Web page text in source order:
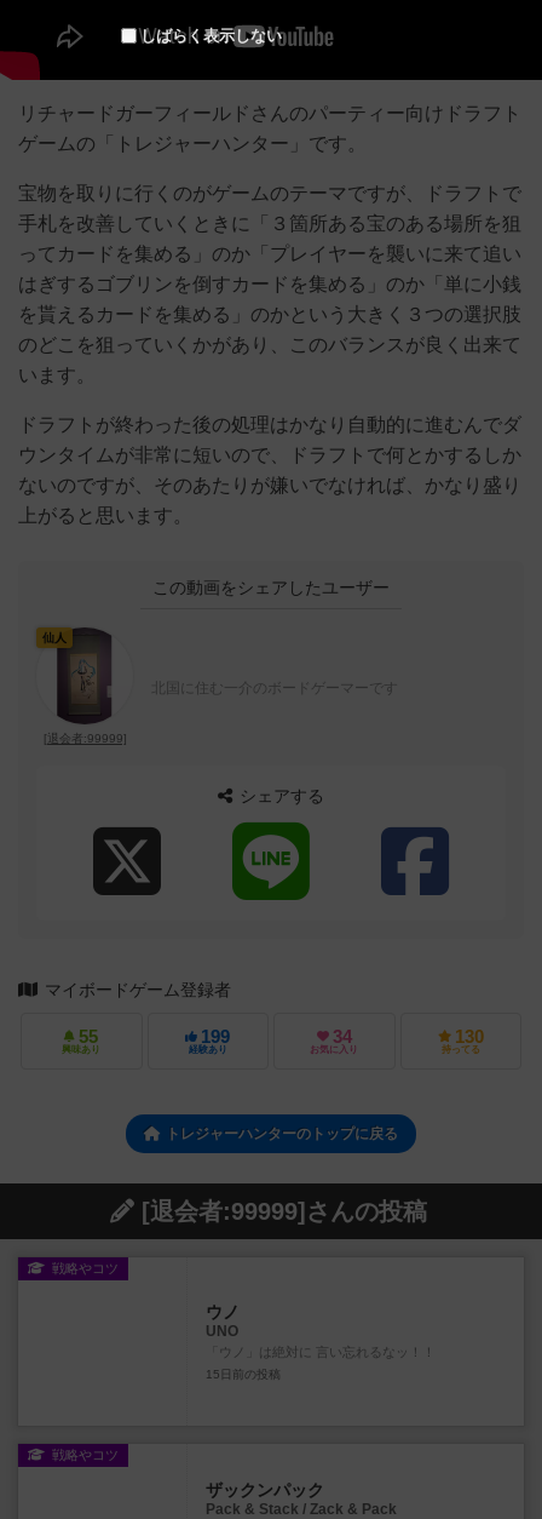
リチャードガーフィールドさんのパーティー向けドラフト
ゲームの「トレジャーハンター」です。
宝物を取りに行くのがゲームのテーマですが、ドラフトで
手札を改善していくときに「３箇所ある宝のある場所を狙
ってカードを集める」のか「プレイヤーを襲いに来て追い
はぎするゴブリンを倒すカードを集める」のか「単に小銭
を貰えるカードを集める」のかという大きく３つの選択肢
のどこを狙っていくかがあり、このバランスが良く出来て
います。
ドラフトが終わった後の処理はかなり自動的に進むんでダ
ウンタイムが非常に短いので、ドラフトで何とかするしか
ないのですが、そのあたりが嫌いでなければ、かなり盛り
上がると思います。
この動画をシェアしたユーザー
仙人
[退会者:99999]
北国に住む一介のボードゲーマーです
シェアする
マイボードゲーム登録者
55
興味あり
199
経験あり
34
お気に入り
130
持ってる
トレジャーハンターのトップに戻る
[退会者:99999]さんの投稿
戦略やコツ
ウノ
UNO
「ウノ」は絶対に 言い忘れるなッ！！
15日前 の投稿
戦略やコツ
ザックンパック
Pack & Stack / Zack & Pack
しばらく表示しない